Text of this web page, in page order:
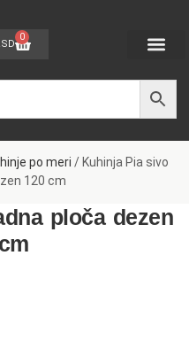
0
po meri / Kuhinja Pia sivo
120 cm
ploča dezen